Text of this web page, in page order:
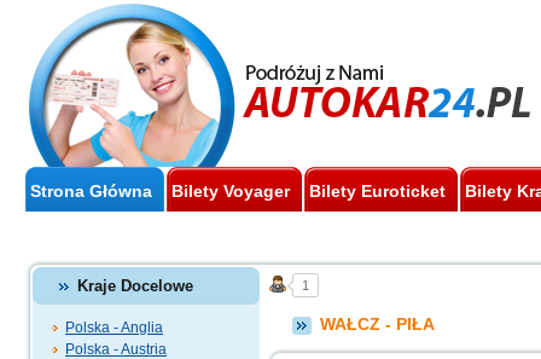
Strona Główna Bilety Voyager Bilety Euroticket Bilety
Kraje Docelowe
Polska - Anglia
Polska - Austria
1
WAŁCZ - PIŁA